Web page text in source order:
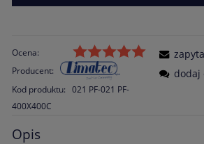
Ocena:
Producent:
Kod produktu: 021 PF-021 PF-
400X400C
dodaj
Opis